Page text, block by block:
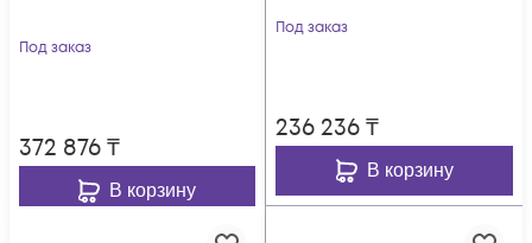
Под заказ
372 876₸
В корзину
Под заказ
236 236₸
В корзину